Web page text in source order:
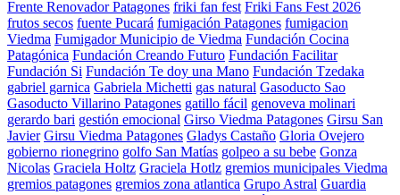
Frente Renovador Patagones friki fan fest Friki Fans Fest 2026
frutos secos fuente Pucará fumigación Patagones fumigacion
Viedma Fumigador Municipio de Viedma Fundación Cocina
Patagónica Fundación Creando Futuro Fundación Facilitar
Fundación Si Fundación Te doy una Mano Fundación Tzedaka
gabriel garnica Gabriela Michetti gas natural Gasoducto Sao
Gasoducto Villarino Patagones gatillo fácil genoveva molinari
gerardo bari gestión emocional Girso Viedma Patagones Girsu San
Javier Girsu Viedma Patagones Gladys Castaño Gloria Ovejero
gobierno rionegrino golfo San Matías golpeo a su bebe Gonza
Nicolas Graciela Holtz Graciela Hotlz gremios municipales Viedma
gremios patagones gremios zona atlantica Grupo Astral Guardia